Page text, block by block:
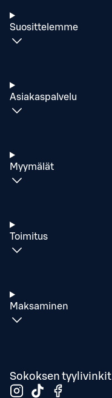
Suosittelemme
Asiakaspalvelu
Myymälät
Toimitus
Maksaminen
Sokoksen tyylivinkit